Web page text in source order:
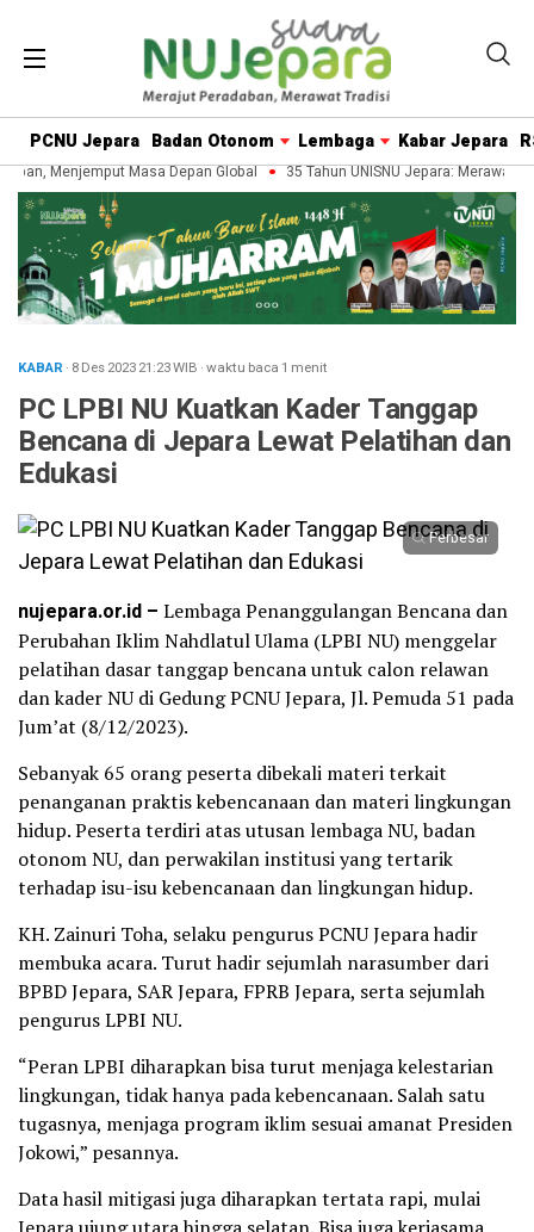
PCNU Jepara Badan Otonom Lembaga Kabar Jepara
Menjemput Masa Depan Global 35 Tahun UNISNU Jepara: Merawat
KABAR · 8 Des 202321:23WIB ·waktu baca 1 menit
PC LPBI NU Kuatkan Kader Tanggap
Bencana di Jepara Lewat Pelatihan dan
Edukasi
Perbesar
nujepara.or.id – Lembaga Penanggulangan Bencana dan
Perubahan Iklim Nahdlatul Ulama (LPBI NU) menggelar
pelatihan dasar tanggap bencana untuk calon relawan
dan kader NU di Gedung PCNU Jepara, Jl. Pemuda 51 pada
Jum’at (8/12/2023).
Sebanyak 65 orang peserta dibekali materi terkait
penanganan praktis kebencanaan dan materi lingkungan
hidup. Peserta terdiri atas utusan lembaga NU, badan
otonom NU, dan perwakilan institusi yang tertarik
terhadap isu-isu kebencanaan dan lingkungan hidup.
KH. Zainuri Toha, selaku pengurus PCNU Jepara hadir
membuka acara. Turut hadir sejumlah narasumber dari
BPBD Jepara, SAR Jepara, FPRB Jepara, serta sejumlah
pengurus LPBI NU.
“Peran LPBI diharapkan bisa turut menjaga kelestarian
lingkungan, tidak hanya pada kebencanaan. Salah satu
tugasnya, menjaga program iklim sesuai amanat Presiden
Jokowi,” pesannya.
Data hasil mitigasi juga diharapkan tertata rapi, mulai